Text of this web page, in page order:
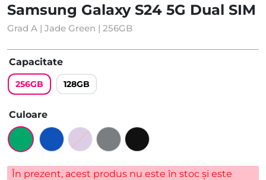
Samsung Galaxy S24 5G Dual SIM
Grad A | Jade Green | 256GB
Capacitate
256GB 128GB
Culoare
În prezent, acest produs nu este în stoc și este